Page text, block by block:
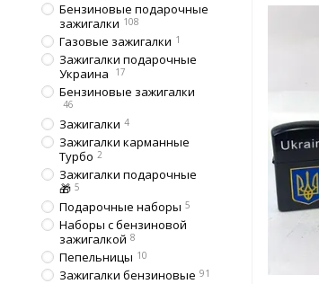
Бензиновые подарочные
зажигалки 108
Газовые зажигалки 1
Зажигалки подарочные
Украина
17
Бензиновые зажигалки
46
Зажигалки 4
Зажигалки карманные
Турбо 2
Зажигалки подарочные
🎁 5
Подарочные наборы 5
Наборы с бензиновой
зажигалкой 8
Пепельницы 10
Зажигалки бензиновые 91